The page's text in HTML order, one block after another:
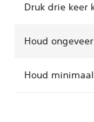
Druk drie keer
Houd
Houd